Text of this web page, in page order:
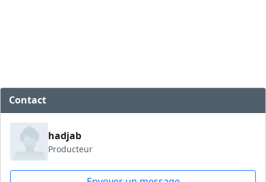
Contact
hadjab
Producteur